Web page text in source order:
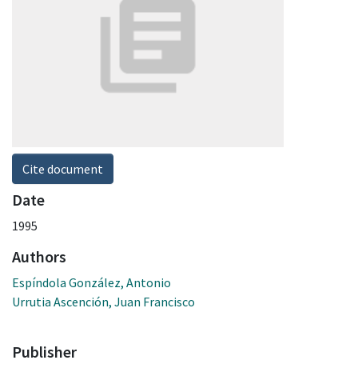
Cite document
Date
1995
Authors
Espíndola González, Antonio
Urrutia Ascención, Juan Francisco
Publisher